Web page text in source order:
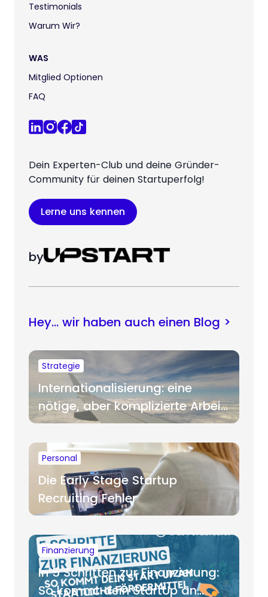
Testimonials
Warum Wir?
WAS
Mitglied Optionen
FAQ
Dein Experten-Club und deine Gründer-
Community für deinen Startuperfolg!
Lerne uns kennen
by
Hey… wir haben auch einen Blog >
Strategie
Internationalisierung: eine
nötige, aber komplizierte Arbeit
für Startups
Personal
Die Early Stage Startup
Recruiting Fehler
Finanzierung
In 5 Schritten zur Finanzierung:
So kommt dein StartUp an